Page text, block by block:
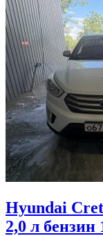
Hyundai
2,0 л бензин